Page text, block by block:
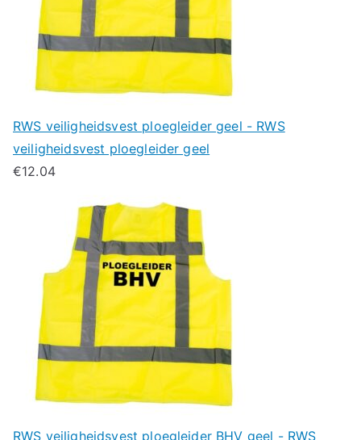
RWS veiligheidsvest ploegleider geel - RWS
veiligheidsvest ploegleider geel
€12.04
RWS veiligheidsvest ploegleider BHV geel - RWS